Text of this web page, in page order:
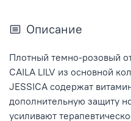
Описание
Плотный темно-розовый
CAILA LILV из основной
JESSICA содержат
дополнительную защиту
усиливают